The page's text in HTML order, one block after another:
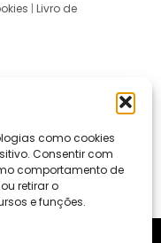
como cookies
Consentir com
comportamento de
retirar o
e funções.
| Livro de